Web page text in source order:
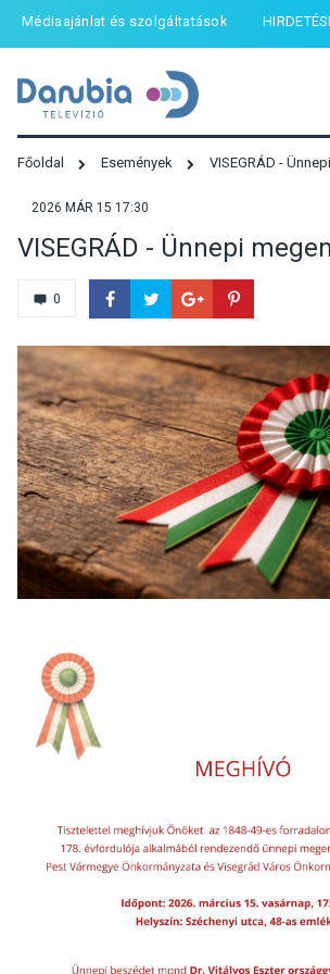
Médiaajánlat és szolgáltatások
Főoldal Események VISEGRÁD -
2026 MÁR 15 17:30
VISEGRÁD - Ünnepi
0